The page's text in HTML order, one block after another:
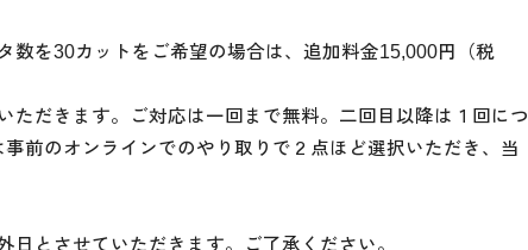
を30カットをご希望の場合は、追加料金15,000円（税
だきます。ご対応は一回まで無料。二回目以降は１回につ
前のオンラインでのやり取りで２点ほど選択いただき、当
とさせていただきます。ご了承ください。